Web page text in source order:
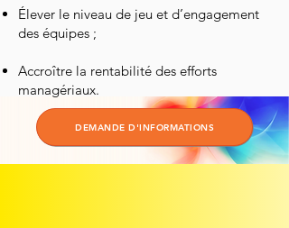
Élever le niveau de jeu et d’engagement
des équipes ;
Accroître la rentabilité des efforts
managériaux.
DEMANDE D'INFORMATIONS